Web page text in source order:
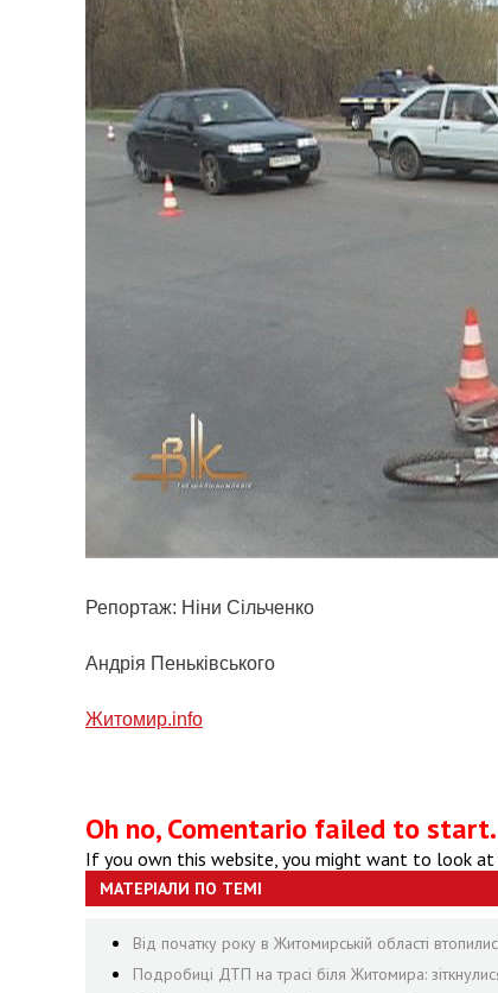
Репортаж: Ніни Сільченко
Андрія Пеньківського
Житомир.info
Oh no, Comentario failed to start.
If you own this website, you might want to look
МАТЕРІАЛИ ПО ТЕМІ
Від початку року в Житомирській області
Подробиці ДТП на трасі біля Житомира: